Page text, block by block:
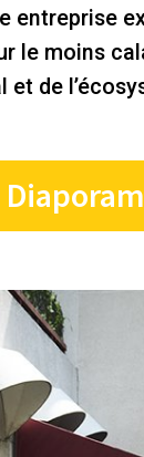
entreprise
moins
de